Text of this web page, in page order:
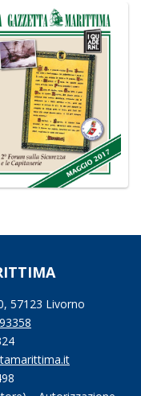
57123 Livorno